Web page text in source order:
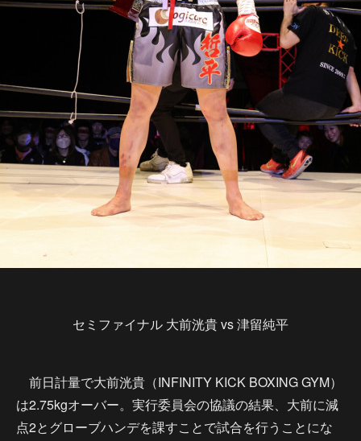
セミファイナル 大前洸貴 vs 津留純平
前日計量で大前洸貴（INFINITY KICK BOXING GYM）
は2.75kgオーバー。実行委員会の協議の結果、大前に減
点2とグローブハンデを課すことで試合を行うことにな